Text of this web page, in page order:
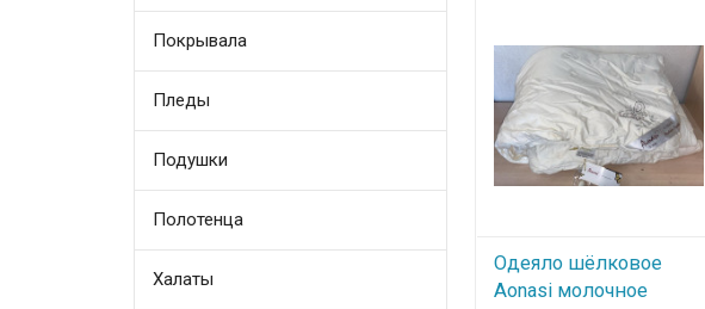
Покрывала
Пледы
Подушки
Полотенца
Халаты
Одеяло шёлковое
Aonasi молочное